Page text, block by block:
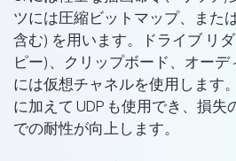
ツには圧縮ビットマップ、また
含む) を用います。ドライブ リ
ピー)、クリップボード、オー
には仮想チャネルを使用します
に加えて UDP も使用でき、損失
での耐性が向上します。